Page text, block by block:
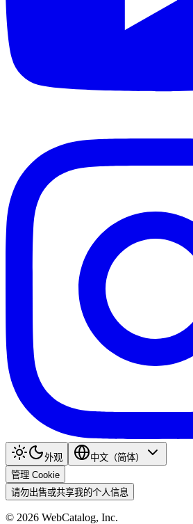
外观
中文（简体）
管理 Cookie
请勿出售或共享我的个人信息
© 2026 WebCatalog, Inc.